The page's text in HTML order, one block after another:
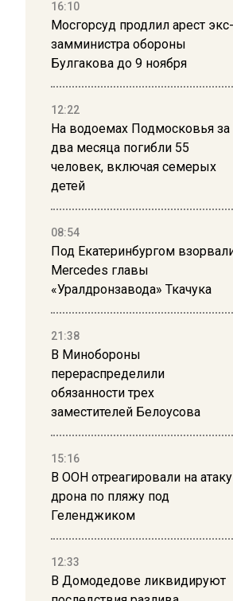
16:10
Мосгорсуд продлил арест экс-
замминистра обороны
Булгакова до 9 ноября
12:22
На водоемах Подмосковья за
два месяца погибли 55
человек, включая семерых
детей
08:54
Под Екатеринбургом
Mercedes главы
«Уралдронзавода» Ткачука
21:38
В Минобороны
перераспределили
обязанности трех
заместителей Белоусова
15:16
В ООН отреагировали на атаку
дрона по пляжу под
Геленджиком
12:33
В Домодедове ликвидируют